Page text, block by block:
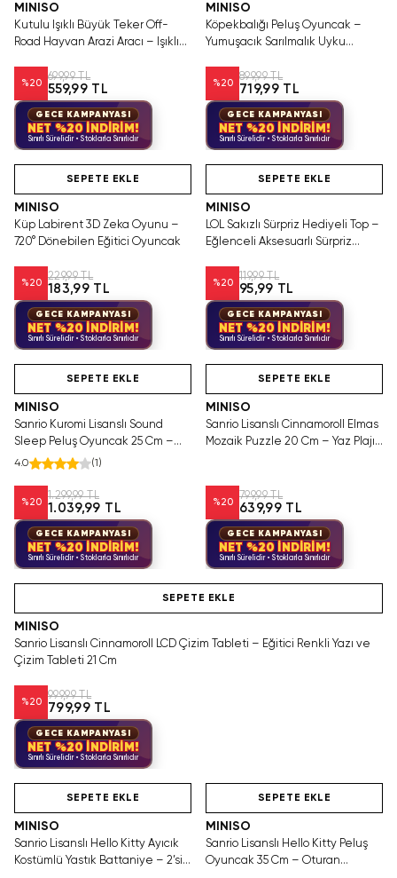
MINISO
Kutulu Işıklı Büyük Teker Off-
Road Hayvan Arazi Aracı – Işıklı
%20
699,99 TL
559,99 TL
GECE KAMPANYASI
NET %20 İNDİRİM!
Sınırlı Sürelidir • Stoklarla Sınırlıdır
MINISO
Köpekbalığı Peluş Oyuncak –
Yumuşacık Sarılmalık Uyku
%20
899,99 TL
719,99 TL
GECE KAMPANYASI
NET %20 İNDİRİM!
Sınırlı Sürelidir • Stoklarla Sınırlıdır
SEPETE EKLE
MINISO
Küp Labirent 3D Zeka Oyunu –
720° Dönebilen Eğitici Oyuncak
%20
229,99 TL
183,99 TL
GECE KAMPANYASI
NET %20 İNDİRİM!
Sınırlı Sürelidir • Stoklarla Sınırlıdır
SEPETE EKLE
MINISO
LOL Sakızlı Sürpriz Hediyeli Top –
Eğlenceli Aksesuarlı Sürpriz
%20
119,99 TL
95,99 TL
GECE KAMPANYASI
NET %20 İNDİRİM!
Sınırlı Sürelidir • Stoklarla Sınırlıdır
SEPETE EKLE
MINISO
Sanrio Kuromi Lisanslı Sound
Sleep Peluş Oyuncak 25 Cm –
Oturan Uyku Teması
4.0 (1 )
%20
1.299,99 TL
1.039,99 TL
GECE KAMPANYASI
NET %20 İNDİRİM!
Sınırlı Sürelidir • Stoklarla Sınırlıdır
SEPETE EKLE
MINISO
Sanrio Lisanslı Cinnamoroll Elmas
Mozaik Puzzle 20 Cm – Yaz Plajı
%20
799,99 TL
639,99 TL
GECE KAMPANYASI
NET %20 İNDİRİM!
Sınırlı Sürelidir • Stoklarla Sınırlıdır
SEPETE EKLE
MINISO
Sanrio Lisanslı Cinnamoroll LCD Çizim Tableti – Eğitici Renkli Yazı ve
Çizim Tableti 21 Cm
%20
999,99 TL
799,99 TL
GECE KAMPANYASI
NET %20 İNDİRİM!
Sınırlı Sürelidir • Stoklarla Sınırlıdır
SEPETE EKLE
MINISO
Sanrio Lisanslı Hello Kitty Ayıcık
Kostümlü Yastık Battaniye – 2’si 1
SEPETE EKLE
MINISO
Sanrio Lisanslı Hello Kitty Peluş
Oyuncak 35 Cm – Oturan